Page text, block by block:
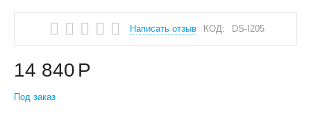
Написать отзыв КОД: DS-I205
14 840 Р
Под заказ